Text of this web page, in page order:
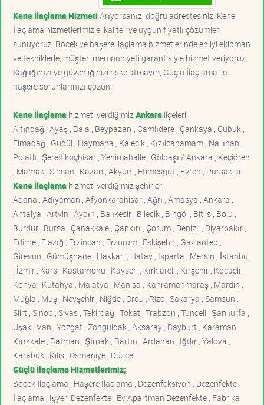
Kene İlaçlama HizmetiArıyorsanız, doğru adrestesiniz! Kene
İlaçlama hizmetlerimizle, kaliteli ve uygun fiyatlı çözümler
sunuyoruz. Böcek ve haşere ilaçlama hizmetlerinde en iyi ekipman
ve tekniklerle, müşteri memnuniyeti garantisiyle hizmet veriyoruz.
Sağlığınızı ve güvenliğinizi riske atmayın, Güçlü İlaçlama ile
haşere sorunlarınızı çözün!
Kene İlaçlama hizmeti verdiğimiz Ankara ilçeleri;
Altındağ , Ayaş , Bala , Beypazarı , Çamlıdere , Çankaya , Çubuk ,
Elmadağ , Güdül , Haymana , Kalecik , Kızılcahamam , Nallıhan ,
Polatlı , Şereflikoçhisar , Yenimahalle , Gölbaşı / Ankara , Keçiören
, Mamak , Sincan , Kazan , Akyurt , Etimesgut , Evren , Pursaklar
Kene İlaçlama hizmeti verdiğimiz şehirler;
Adana , Adıyaman , Afyonkarahisar , Ağrı , Amasya , Ankara ,
Antalya , Artvin , Aydın , Balıkesir , Bilecik , Bingöl , Bitlis , Bolu ,
Burdur , Bursa , Çanakkale , Çankırı , Çorum , Denizli , Diyarbakır ,
Edirne , Elazığ , Erzincan , Erzurum , Eskişehir , Gaziantep ,
Giresun , Gümüşhane , Hakkari , Hatay , Isparta , Mersin , İstanbul
, İzmir , Kars , Kastamonu , Kayseri , Kırklareli , Kırşehir , Kocaeli ,
Konya , Kütahya , Malatya , Manisa , Kahramanmaraş , Mardin ,
Muğla , Muş , Nevşehir , Niğde , Ordu , Rize , Sakarya , Samsun ,
Siirt , Sinop , Sivas , Tekirdağ , Tokat , Trabzon , Tunceli , Şanlıurfa ,
Uşak , Van , Yozgat , Zonguldak , Aksaray , Bayburt , Karaman ,
Kırıkkale , Batman , Şırnak , Bartın , Ardahan , Iğdır , Yalova ,
Karabük , Kilis , Osmaniye , Düzce
Güçlü İlaçlama Hizmetlerimiz;
Böcek İlaçlama , Haşere İlaçlama , Dezenfeksiyon , Dezenfekte
İlaçlama , İşyeri Dezenfekte , Ev Apartman Dezenfekte , Fabrika